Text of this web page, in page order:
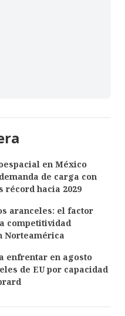
en México
de carga con
récord hacia 2029
aranceles: el factor
competitividad
Norteamérica
enfrentar en agosto
de EU por capacidad